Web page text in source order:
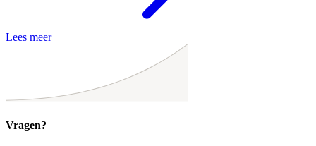
Lees meer
Vragen?